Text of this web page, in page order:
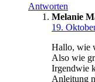
Antworten
Melanie
19.
Hallo, wie
Also wie
Irgendwie
Anleitung